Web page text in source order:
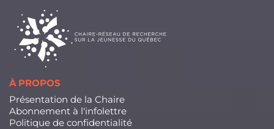
À PROPOS
Présentation de la Chaire
Abonnement à l'infolettre
Politique de confidentialité